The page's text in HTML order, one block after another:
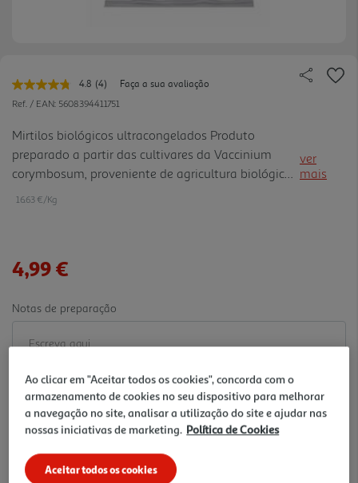
4.8 Leu
4
para
a
mesma
página.
(4)
Faça a sua avaliação
Ref. / EAN: 5608394411751
Mirtilos biológicos ultracongelados Produto
preparado a partir das cultivares da Vaccinium
corymbosum, proveniente de agricultura biológica.
O produto é cuidadosamente selecionado, lavado e
geral. Apto para vegan.
ver
mais
16.63 €/Kg
4,99 €
Notas de preparação
Ao clicar em "Aceitar todos os cookies", concorda com o
armazenamento de cookies no seu dispositivo para melhorar
a navegação no site, analisar a utilização do site e ajudar nas
nossas iniciativas de marketing. Política de Cookies
Aceitar todos os cookies